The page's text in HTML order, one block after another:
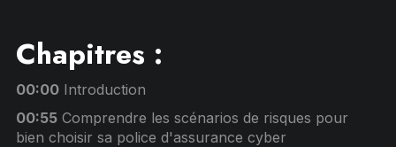
Chapitres :
00:00Introduction
00:55Comprendre les scénarios de risques pour
bien choisir sa police d'assurance cyber